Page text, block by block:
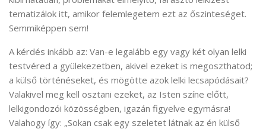
tematizálok itt, amikor felemlegetem ezt az őszinteséget.
Semmiképpen sem!
A kérdés inkább az: Van-e legalább egy vagy két olyan lelki
testvéred a gyülekezetben, akivel ezeket is megoszthatod;
a külső történéseket, és mögötte azok lelki lecsapódásait?
Valakivel meg kell osztani ezeket, az Isten színe előtt,
lelkigondozói közösségben, igazán figyelve egymásra!
Valahogy így: „Sokan csak egy szeletet látnak az én külső